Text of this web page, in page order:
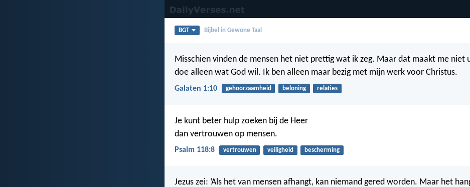
BGT Bijbel in Gewone Taal
Misschien vinden de mensen het niet prettig wat ik zeg. Maar dat maakt me niet
doe alleen wat God wil. Ik ben alleen maar bezig met mijn werk voor Christus.
Galaten 1:10 gehoorzaamheid beloning relaties
Je kunt beter hulp zoeken bij de Heer
dan vertrouwen op mensen.
Psalm 118:8 vertrouwen veiligheid bescherming
Jezus zei: ‘Als het van mensen afhangt, kan niemand gered worden. Maar het